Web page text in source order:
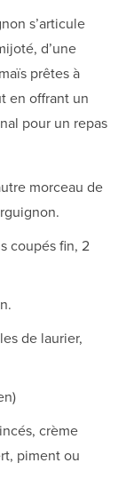
s’articule
d’une
prêtes à
en offrant un
pour un repas
morceau de
coupés fin, 2
de laurier,
crème
piment ou